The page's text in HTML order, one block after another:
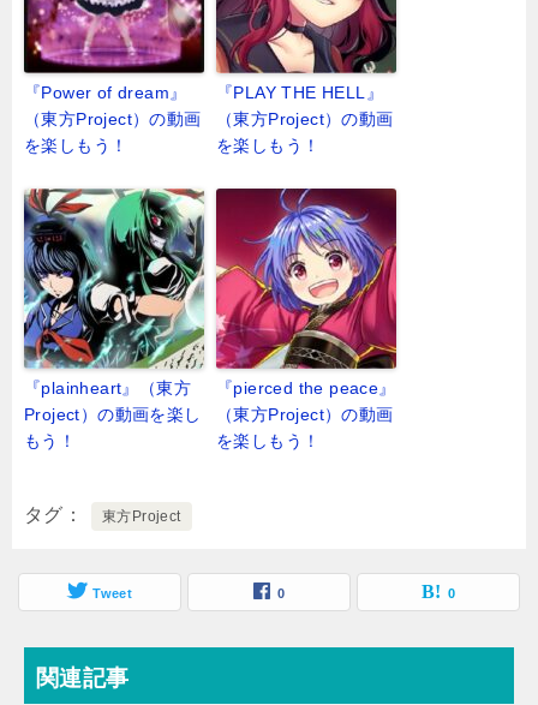
『Power of dream』
（東方Project）の動画
を楽しもう！
『PLAY THE HELL』
（東方Project）の動画
を楽しもう！
『plainheart』（東方
Project）の動画を楽し
もう！
『pierced the peace』
（東方Project）の動画
を楽しもう！
タグ 東方Project
Tweet 0 0
関連記事